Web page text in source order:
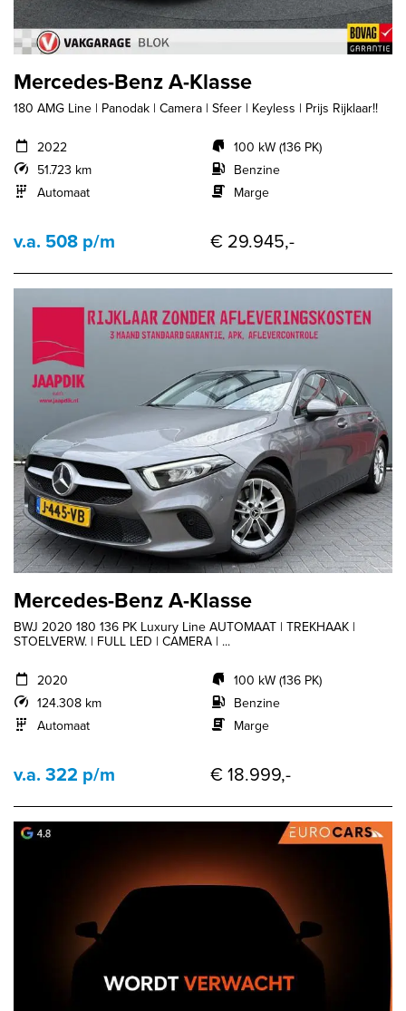
Mercedes-Benz A-Klasse
180 AMG Line | Panodak | Camera | Sfeer | Keyless | Prijs Rijklaar!!
2022
51.723 km
Automaat
100 kW (136 PK)
Benzine
Marge
v.a. 508 p/m € 29.945,-
Mercedes-Benz A-Klasse
BWJ 2020 180 136 PK Luxury Line AUTOMAAT | TREKHAAK |
STOELVERW. | FULL LED | CAMERA | ...
2020
124.308 km
Automaat
100 kW (136 PK)
Benzine
Marge
v.a. 322 p/m € 18.999,-